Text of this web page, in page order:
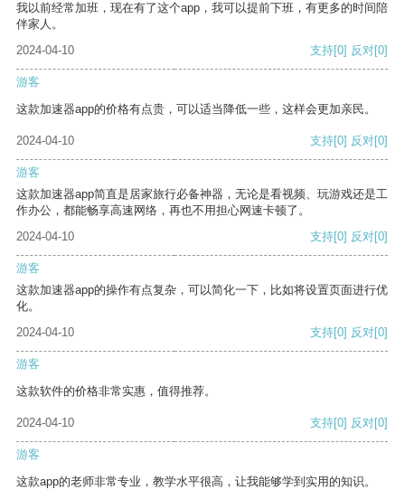
我以前经常加班，现在有了这个app，我可以提前下班，有更多的时间陪
伴家人。
2024-04-10
支持[0] 反对[0]
游客
这款加速器app的价格有点贵，可以适当降低一些，这样会更加亲民。
2024-04-10 支持[0] 反对[0]
游客
这款加速器app简直是居家旅行必备神器，无论是看视频、玩游戏还是工
作办公，都能畅享高速网络，再也不用担心网速卡顿了。
2024-04-10
支持[0] 反对[0]
游客
这款加速器app的操作有点复杂，可以简化一下，比如将设置页面进行优
化。
2024-04-10
支持[0] 反对[0]
游客
这款软件的价格非常实惠，值得推荐。
2024-04-10 支持[0] 反对[0]
游客
这款app的老师非常专业，教学水平很高，让我能够学到实用的知识。